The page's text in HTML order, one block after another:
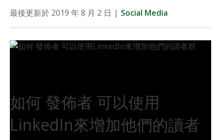
最後更新於 2019 年 8 月 2 日 | Social Media
如何 發佈者 可以使用
LinkedIn來增加他們的讀者